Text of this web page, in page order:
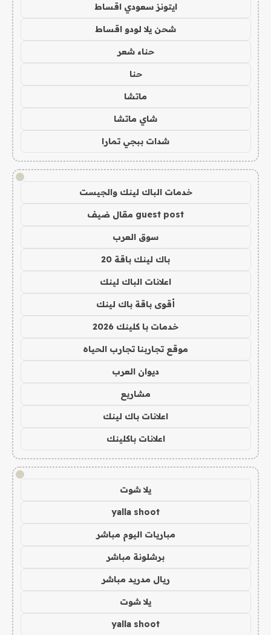
ايتونز سعودي اقساط
شحن يلا لودو اقساط
حناء شعر
حنا
ماتشا
شاي ماتشا
شدات ببجي تمارا
!
خدمات الباك لينك والجيست
guest post مقال ضيف
سوق العرب
باك لينك باقة 20
اعلانات الباك لينك
أقوى باقة باك لينك
خدمات با كلينك 2026
موقع تجاربنا تجارب الحياه
ديوان العرب
مشاريع
اعلانات باك لينك
اعلانات باكلينك
!
يلا شوت
yalla shoot
مباريات اليوم مباشر
برشلونة مباشر
ريال مدريد مباشر
يلا شوت
yalla shoot